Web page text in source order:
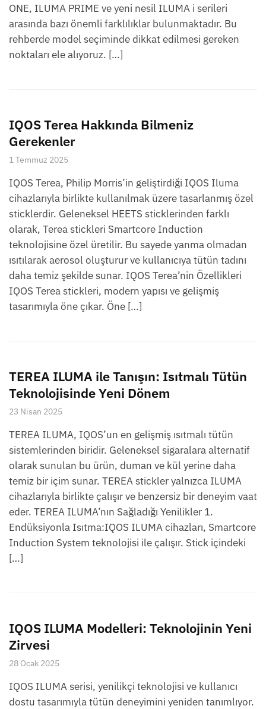
ONE, ILUMA PRIME ve yeni nesil ILUMA i serileri
arasında bazı önemli farklılıklar bulunmaktadır. Bu
rehberde model seçiminde dikkat edilmesi gereken
noktaları ele alıyoruz. […]
IQOS Terea Hakkında Bilmeniz
Gerekenler
1 Temmuz 2025
IQOS Terea, Philip Morris’in geliştirdiği IQOS Iluma
cihazlarıyla birlikte kullanılmak üzere tasarlanmış özel
sticklerdir. Geleneksel HEETS sticklerinden farklı
olarak, Terea stickleri Smartcore Induction
teknolojisine özel üretilir. Bu sayede yanma olmadan
ısıtılarak aerosol oluşturur ve kullanıcıya tütün tadını
daha temiz şekilde sunar. IQOS Terea’nin Özellikleri
IQOS Terea stickleri, modern yapısı ve gelişmiş
tasarımıyla öne çıkar. Öne […]
TEREA ILUMA ile Tanışın: Isıtmalı Tütün
Teknolojisinde Yeni Dönem
23 Nisan 2025
TEREA ILUMA, IQOS’un en gelişmiş ısıtmalı tütün
sistemlerinden biridir. Geleneksel sigaralara alternatif
olarak sunulan bu ürün, duman ve kül yerine daha
temiz bir içim sunar. TEREA stickler yalnızca ILUMA
cihazlarıyla birlikte çalışır ve benzersiz bir deneyim vaat
eder. TEREA ILUMA’nın Sağladığı Yenilikler 1.
Endüksiyonla Isıtma:IQOS ILUMA cihazları, Smartcore
Induction System teknolojisi ile çalışır. Stick içindeki
[…]
IQOS ILUMA Modelleri: Teknolojinin Yeni
Zirvesi
28 Ocak 2025
IQOS ILUMA serisi, yenilikçi teknolojisi ve kullanıcı
dostu tasarımıyla tütün deneyimini yeniden tanımlıyor.